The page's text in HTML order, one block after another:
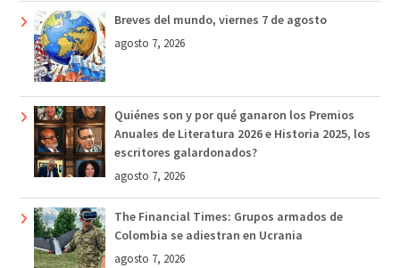
Breves del mundo, viernes 7 de agosto
agosto 7, 2026
Quiénes son y por qué ganaron los Premios
Anuales de Literatura 2026 e Historia 2025, los
escritores galardonados?
agosto 7, 2026
The Financial Times: Grupos armados de
Colombia se adiestran en Ucrania
agosto 7, 2026